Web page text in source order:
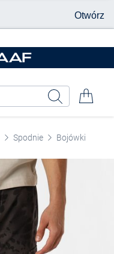
Spodnie Bojówki
Otwórz